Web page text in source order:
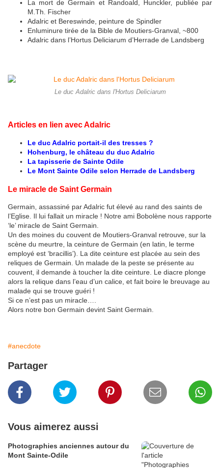
La mort de Germain et Randoald, Hunckler, publiée par
M.Th. Fischer
Adalric et Bereswinde, peinture de Spindler
Enluminure tirée de la Bible de Moutiers-Granval, ~800
Adalric dans l’Hortus Deliciarum d’Herrade de Landsberg
Le duc Adalric dans l'Hortus Deliciarum
Articles en lien avec Adalric
Le duc Adalric portait-il des tresses ?
Hohenburg, le château du duc Adalric
La tapisserie de Sainte Odile
Le Mont Sainte Odile selon Herrade de Landsberg
Le miracle de Saint Germain
Germain, assassiné par Adalric fut élevé au rand des saints de
l’Eglise. Il lui fallait un miracle ! Notre ami Bobolène nous rapporte
‘le’ miracle de Saint Germain.
Un des moines du couvent de Moutiers-Granval retrouve, sur la
scène du meurtre, la ceinture de Germain (en latin, le terme
employé est ‘bracillis’). La dite ceinture est placée au sein des
reliques de Germain. Un malade de la peste se présente au
couvent, il demande à toucher la dite ceinture. Le diacre plonge
alors la relique dans l’eau d’un calice, et fait boire le breuvage au
malade qui se trouve guéri !
Si ce n’est pas un miracle….
Alors notre bon Germain devint Saint Germain.
#anecdote
Partager
Vous aimerez aussi
Photographies anciennes autour du
Mont Sainte-Odile